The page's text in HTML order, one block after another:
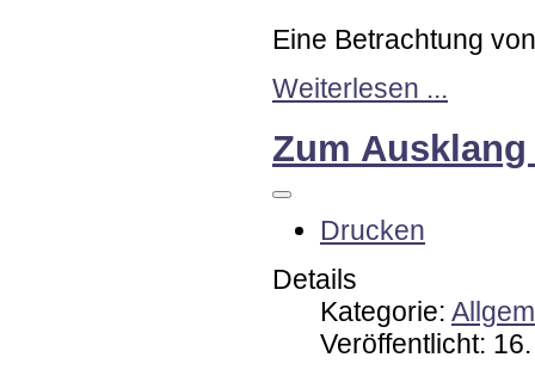
Eine Betrachtung
Weiterlesen ...
Zum
Drucken
Details
Kategorie:
Veröffentlicht: